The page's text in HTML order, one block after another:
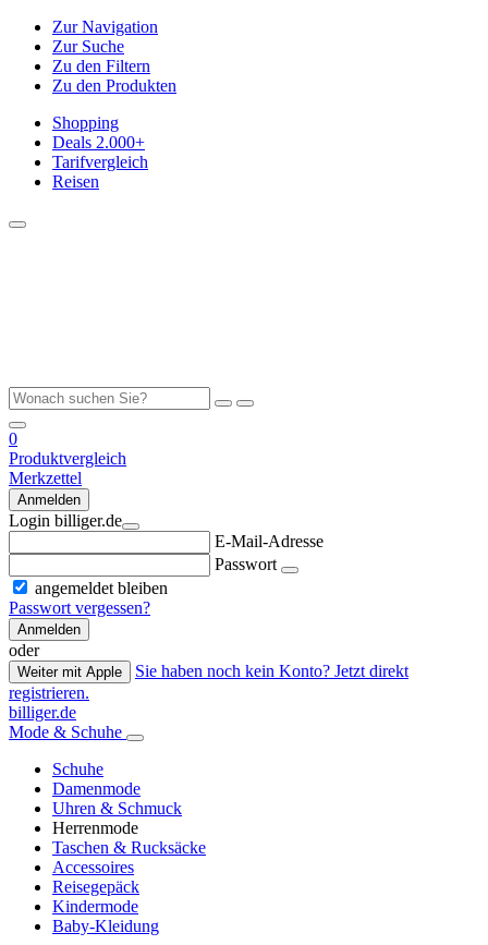
Zur Navigation
Zur Suche
Zu den Filtern
Zu den Produkten
Shopping
Deals 2.000+
Tarifvergleich
Reisen
0
Produktvergleich
Merkzettel
Anmelden
Login billiger.de
E-Mail-Adresse
Passwort
angemeldet bleiben
Passwort vergessen?
Anmelden
oder
Weiter mit Apple
Sie haben noch kein Konto? Jetzt direkt
registrieren.
billiger.de
Mode & Schuhe
Schuhe
Damenmode
Uhren & Schmuck
Herrenmode
Taschen & Rucksäcke
Accessoires
Reisegepäck
Kindermode
Baby-Kleidung